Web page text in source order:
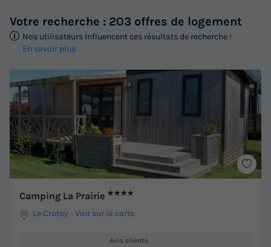
Votre recherche : 203 offres de logement
Nos utilisateurs influencent ces résultats de recherche !
En savoir plus
Camping La Prairie ★★★★
Le Crotoy -Voir sur la carte
Avis clients